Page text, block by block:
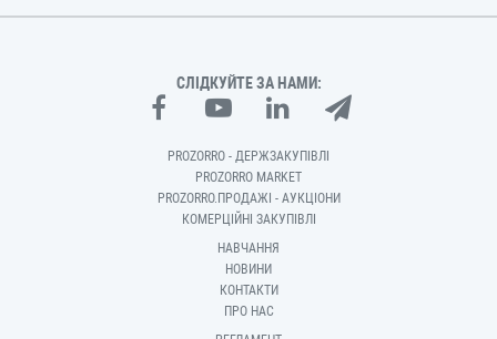
СЛІДКУЙТЕ ЗА НАМИ:
PROZORRO - ДЕРЖЗАКУПІВЛІ
PROZORRO MARKET
PROZORRO.ПРОДАЖІ - АУКЦІОНИ
КОМЕРЦІЙНІ ЗАКУПІВЛІ
НАВЧАННЯ
НОВИНИ
КОНТАКТИ
ПРО НАС